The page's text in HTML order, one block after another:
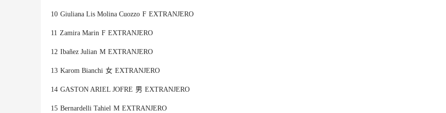
10 Giuliana Lis Molina Cuozzo F EXTRANJERO
11 Zamira Marin F EXTRANJERO
12 Ibañez Julian M EXTRANJERO
13 Karom Bianchi 女 EXTRANJERO
14 GASTON ARIEL JOFRE 男 EXTRANJERO
15 Bernardelli Tahiel M EXTRANJERO